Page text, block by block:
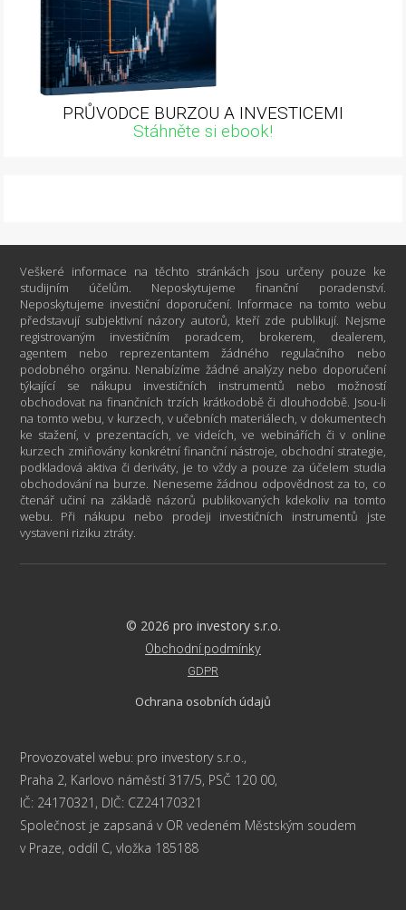
PRŮVODCE BURZOU A INVESTICEMI
Stáhněte si ebook!
Veškeré informace na těchto stránkách jsou určeny pouze ke
studijním účelům. Neposkytujeme finanční poradenství.
Neposkytujeme investiční doporučení. Informace na tomto webu
představují subjektivní názory autorů, kteří zde publikují. Nejsme
registrovaným investičním poradcem, brokerem, dealerem,
agentem nebo reprezentantem žádného regulačního nebo
podobného orgánu. Nenabízíme žádné analýzy nebo doporučení
týkající se nákupu investičních instrumentů nebo možností
obchodovat na finančních trzích krátkodobě či dlouhodobě. Jsou-li
na tomto webu, v kurzech, v učebních materiálech, v dokumentech
ke stažení, v prezentacích, ve videích, ve webinářích či v online
kurzech zmiňovány konkrétní finanční nástroje, obchodní strategie,
podkladová aktiva či deriváty, je to vždy a pouze za účelem studia
obchodování na burze. Neneseme žádnou odpovědnost za to, co
čtenář učiní na základě názorů publikovaných kdekoliv na tomto
webu. Při nákupu nebo prodeji investičních instrumentů jste
vystaveni riziku ztráty.
© 2026 pro investory s.r.o.
Obchodní podmínky
GDPR
Ochrana osobních údajů
Provozovatel webu: pro investory s.r.o.,
Praha 2, Karlovo náměstí 317/5, PSČ 120 00,
IČ: 24170321, DIČ: CZ24170321
Společnost je zapsaná v OR vedeném Městským soudem
v Praze, oddíl C, vložka 185188